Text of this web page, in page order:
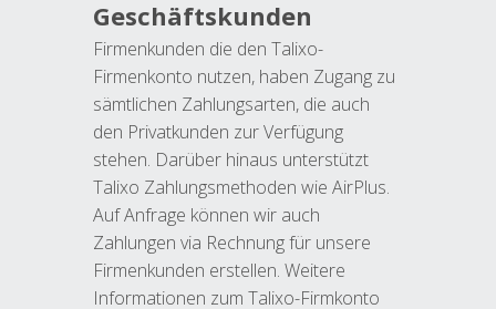
Geschäftskunden
Firmenkunden die den Talixo-
Firmenkonto nutzen, haben Zugang zu
sämtlichen Zahlungsarten, die auch
den Privatkunden zur Verfügung
stehen. Darüber hinaus unterstützt
Talixo Zahlungsmethoden wie AirPlus.
Auf Anfrage können wir auch
Zahlungen via Rechnung für unsere
Firmenkunden erstellen. Weitere
Informationen zum Talixo-Firmkonto